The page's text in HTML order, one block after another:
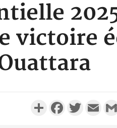
victoire
PartagerFacebookTwitterEmail